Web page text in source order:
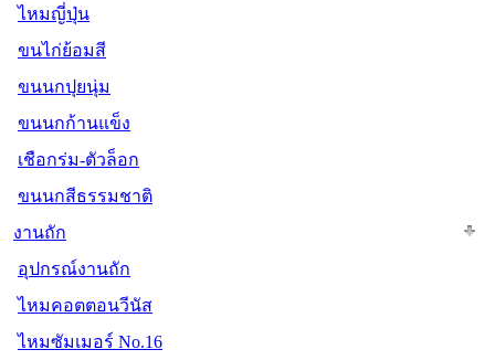
ไหมญี่ปุ่น
ขนไก่ย้อมสี
ขนนกปุยนุ่ม
ขนนกก้านแข็ง
เชือกร่ม-ตัวล็อก
ขนนกสีธรรมชาติ
งานถัก
อุปกรณ์งานถัก
ไหมคอตตอนวีนัส
ไหมซัมเมอร์ No.16